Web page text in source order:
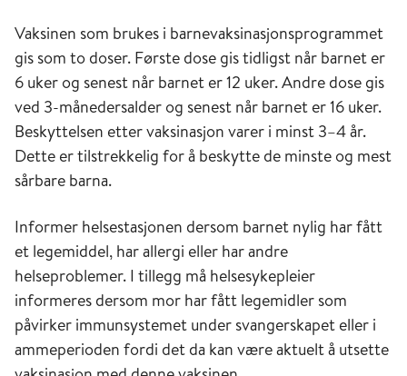
Vaksinen som brukes i barnevaksinasjonsprogrammet
gis som to doser. Første dose gis tidligst når barnet er
6 uker og senest når barnet er 12 uker. Andre dose gis
ved 3-månedersalder og senest når barnet er 16 uker.
Beskyttelsen etter vaksinasjon varer i minst 3–4 år.
Dette er tilstrekkelig for å beskytte de minste og mest
sårbare barna.
Informer helsestasjonen dersom barnet nylig har fått
et legemiddel, har allergi eller har andre
helseproblemer. I tillegg må helsesykepleier
informeres dersom mor har fått legemidler som
påvirker immunsystemet under svangerskapet eller i
ammeperioden fordi det da kan være aktuelt å utsette